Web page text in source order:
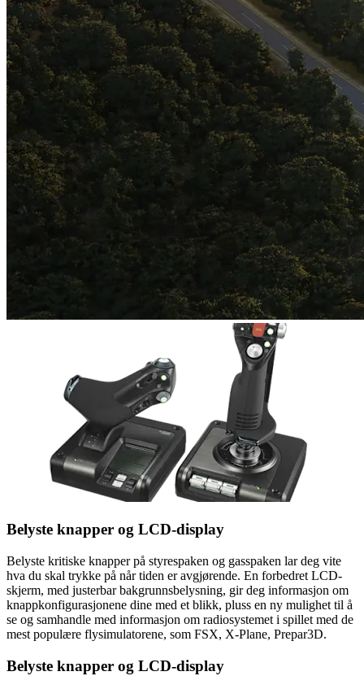
Belyste knapper og LCD-display
Belyste kritiske knapper på styrespaken og gasspaken lar deg vite
hva du skal trykke på når tiden er avgjørende. En forbedret LCD-
skjerm, med justerbar bakgrunnsbelysning, gir deg informasjon om
knappkonfigurasjonene dine med et blikk, pluss en ny mulighet til å
se og samhandle med informasjon om radiosystemet i spillet med de
mest populære flysimulatorene, som FSX, X-Plane, Prepar3D.
Belyste knapper og LCD-display